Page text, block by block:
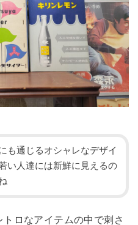
も通じるオシャレなデザイ
い人達には新鮮に見えるの
ロなアイテムの中で刺さ